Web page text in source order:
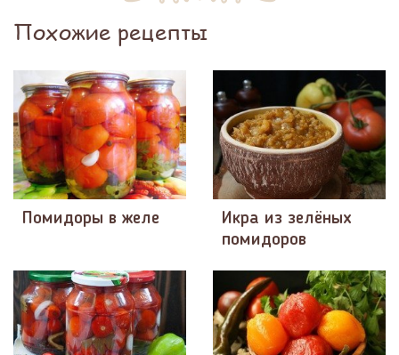
Похожие рецепты
Помидоры в желе
Икра из зелёных
помидоров